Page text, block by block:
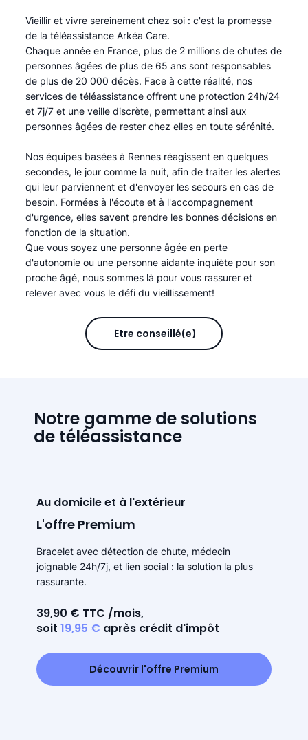
Vieillir et vivre sereinement chez soi : c'est la promesse
de la téléassistance Arkéa Care.
Chaque année en France, plus de 2 millions de chutes de
personnes âgées de plus de 65 ans sont responsables
de plus de 20 000 décès. Face à cette réalité, nos
services de téléassistance offrent une protection 24h/24
et 7j/7 et une veille discrète, permettant ainsi aux
personnes âgées de rester chez elles en toute sérénité.​
Nos équipes basées à Rennes réagissent en quelques
secondes, le jour comme la nuit, afin de traiter les alertes
qui leur parviennent et d'envoyer les secours en cas de
besoin. Formées à l'écoute et à l'accompagnement
d'urgence, elles savent prendre les bonnes décisions en
fonction de la situation.
Que vous soyez une personne âgée en perte
d'autonomie ou une personne aidante inquiète pour son
proche âgé, nous sommes là pour vous rassurer et
relever avec vous le défi du vieillissement!
Être conseillé(e)
Notre gamme de solutions
de téléassistance
Au domicile et à l'extérieur
L'offre Premium
Bracelet avec détection de chute, médecin
joignable 24h/7j, et lien social : la solution la plus
rassurante.
39,90 € TTC /mois,
soit 19,95 € après crédit d'impôt
Découvrir l'offre Premium